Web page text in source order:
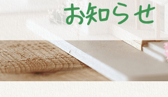
お知らせ